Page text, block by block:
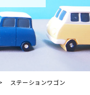
ステーションワゴン